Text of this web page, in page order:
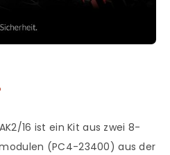
16 ist ein Kit aus zwei 8-
(PC4-23400) aus der